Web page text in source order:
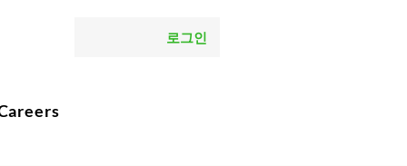
로그인